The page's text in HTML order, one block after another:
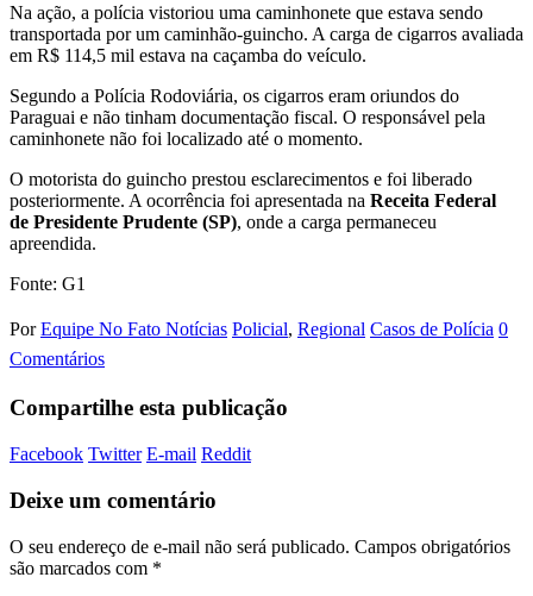
Na ação, a polícia vistoriou uma caminhonete que estava sendo
transportada por um caminhão-guincho. A carga de cigarros avaliada
em R$ 114,5 mil estava na caçamba do veículo.
Segundo a Polícia Rodoviária, os cigarros eram oriundos do
Paraguai e não tinham documentação fiscal. O responsável pela
caminhonete não foi localizado até o momento.
O motorista do guincho prestou esclarecimentos e foi liberado
posteriormente. A ocorrência foi apresentada na Receita Federal
de Presidente Prudente (SP), onde a carga permaneceu
apreendida.
Fonte: G1
Por Equipe No Fato Notícias Policial, Regional Casos de Polícia 0
Comentários
Compartilhe esta publicação
Facebook Twitter E-mail Reddit
Deixe um comentário
O seu endereço de e-mail não será publicado. Campos obrigatórios
são marcados com *